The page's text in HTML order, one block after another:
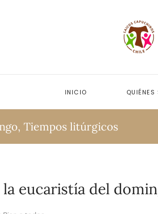
INICIO QUIÉNES
, Tiempos litúrgicos
eucaristía del